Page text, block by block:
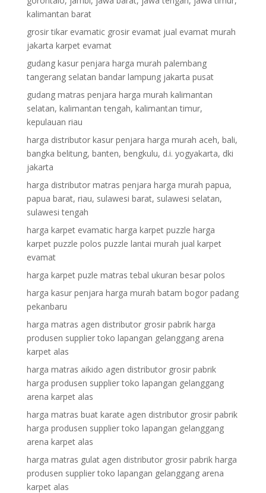
kalimantan barat
grosir tikar evamatic grosir evamat jual evamat murah
jakarta karpet evamat
gudang kasur penjara harga murah palembang
tangerang selatan bandar lampung jakarta pusat
gudang matras penjara harga murah kalimantan
selatan, kalimantan tengah, kalimantan timur,
kepulauan riau
harga distributor kasur penjara harga murah aceh, bali,
bangka belitung, banten, bengkulu, d.i. yogyakarta, dki
jakarta
harga distributor matras penjara harga murah papua,
papua barat, riau, sulawesi barat, sulawesi selatan,
sulawesi tengah
harga karpet evamatic harga karpet puzzle harga
karpet puzzle polos puzzle lantai murah jual karpet
evamat
harga karpet puzle matras tebal ukuran besar polos
harga kasur penjara harga murah batam bogor padang
pekanbaru
harga matras agen distributor grosir pabrik harga
produsen supplier toko lapangan gelanggang arena
karpet alas
harga matras aikido agen distributor grosir pabrik
harga produsen supplier toko lapangan gelanggang
arena karpet alas
harga matras buat karate agen distributor grosir pabrik
harga produsen supplier toko lapangan gelanggang
arena karpet alas
harga matras gulat agen distributor grosir pabrik harga
produsen supplier toko lapangan gelanggang arena
karpet alas